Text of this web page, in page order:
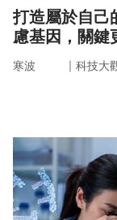
打造屬於自己
慮基因，關鍵
寒波 ｜ 科技大